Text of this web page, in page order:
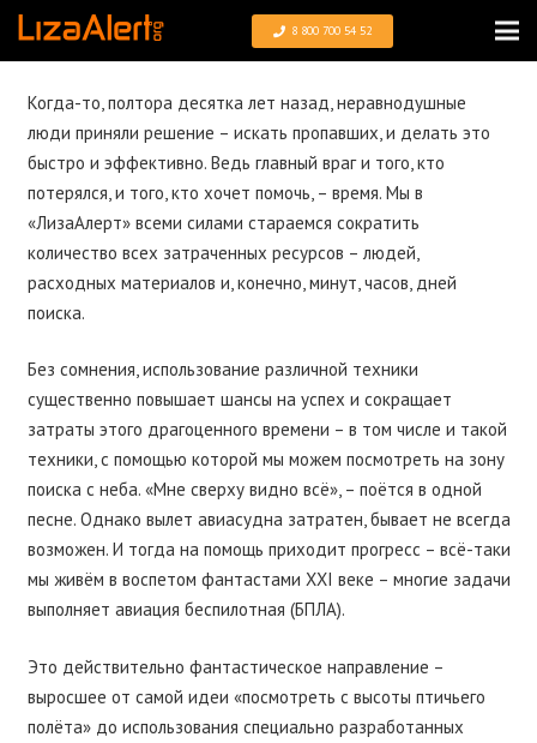
8 800 700 54 52
Когда-то, полтора десятка лет назад, неравнодушные
люди приняли решение – искать пропавших, и делать это
быстро и эффективно. Ведь главный враг и того, кто
потерялся, и того, кто хочет помочь, – время. Мы в
«ЛизаАлерт» всеми силами стараемся сократить
количество всех затраченных ресурсов – людей,
расходных материалов и, конечно, минут, часов, дней
поиска.
Без сомнения, использование различной техники
существенно повышает шансы на успех и сокращает
затраты этого драгоценного времени – в том числе и такой
техники, с помощью которой мы можем посмотреть на зону
поиска с неба. «Мне сверху видно всё», – поётся в одной
песне. Однако вылет авиасудна затратен, бывает не всегда
возможен. И тогда на помощь приходит прогресс – всё-таки
мы живём в воспетом фантастами XXI веке – многие задачи
выполняет авиация беспилотная (БПЛА).
Это действительно фантастическое направление –
выросшее от самой идеи «посмотреть с высоты птичьего
полёта» до использования специально разработанных